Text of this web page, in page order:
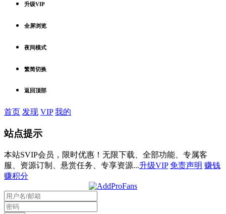
升级VIP
全屏浏览
夜间模式
繁简切换
返回顶部
首页 发现 VIP 我的
站点提示
本站SVIP会员，限时优惠！无限下载、全部功能、专属客
服、资源订制、悬赏任务、专享资源...升级VIP 免责声明 赚钱
赚积分